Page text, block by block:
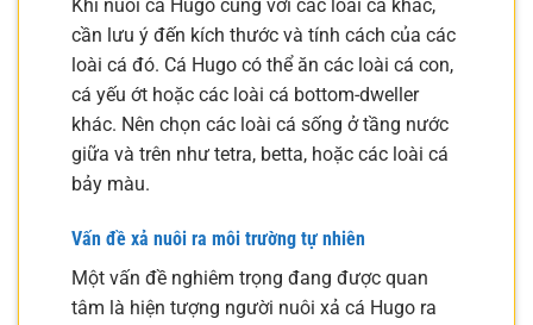
Khi nuôi cá Hugo cùng với các loài cá khác,
cần lưu ý đến kích thước và tính cách của các
loài cá đó. Cá Hugo có thể ăn các loài cá con,
cá yếu ớt hoặc các loài cá bottom-dweller
khác. Nên chọn các loài cá sống ở tầng nước
giữa và trên như tetra, betta, hoặc các loài cá
bảy màu.
Vấn đề xả nuôi ra môi trường tự nhiên
Một vấn đề nghiêm trọng đang được quan
tâm là hiện tượng người nuôi xả cá Hugo ra